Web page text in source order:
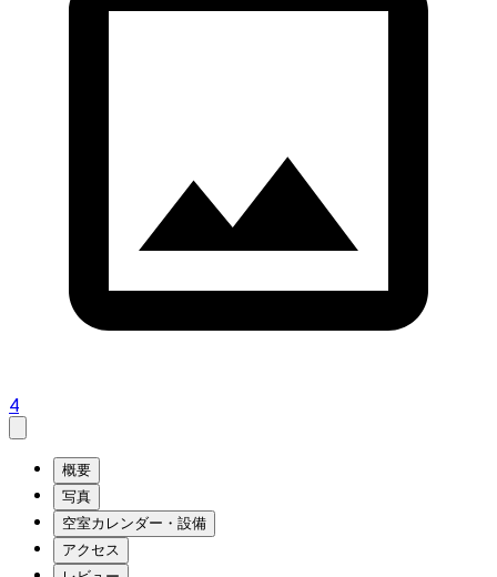
4
概要
写真
空室カレンダー・設備
アクセス